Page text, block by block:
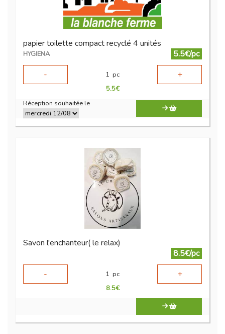
papier toilette compact recyclé 4 unités
HYGIENA
5.5€/pc
-
1 pc +
5.5€
Réception souhaitée le
Savon l'enchanteur( le relax)
8.5€/pc
-
1 pc +
8.5€